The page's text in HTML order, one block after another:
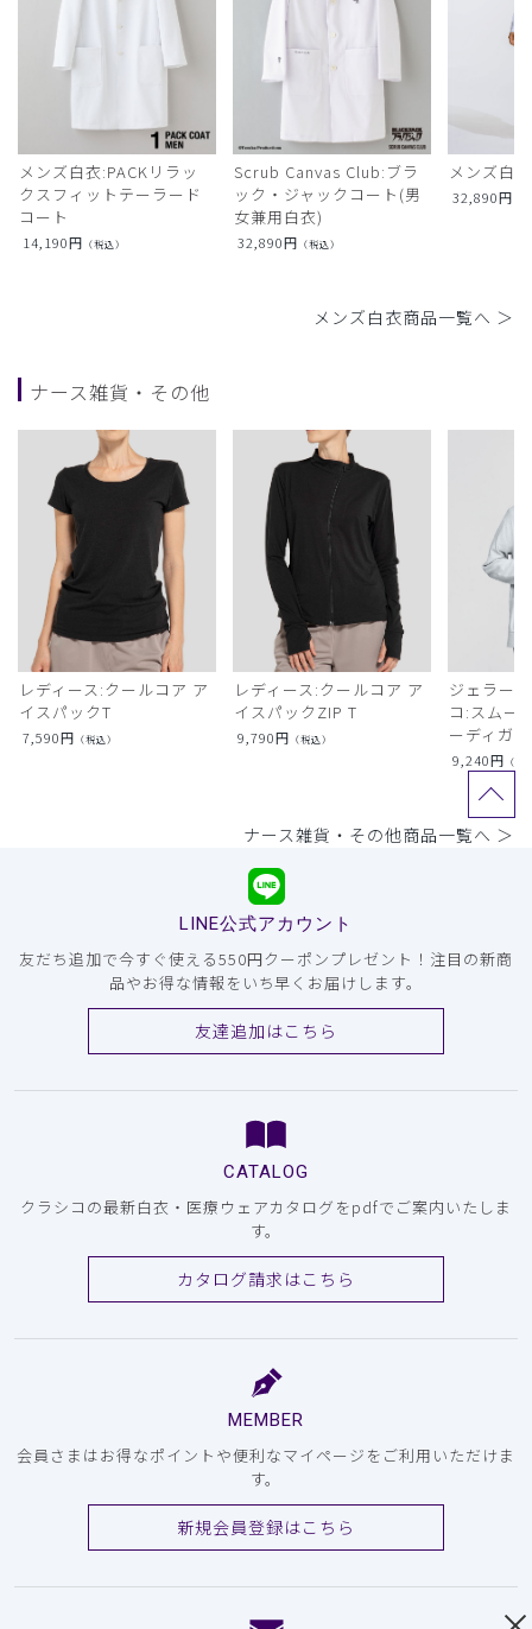
メンズ白衣:PACKリラッ
クスフィットテーラード
コート
14,190円 （税込）
Scrub Canvas Club:ブラ
ック・ジャックコート(男
女兼用白衣)
32,890円 （税込）
メンズ白
32,890円
メンズ白衣商品一覧へ ＞
ナース雑貨・その他
レディース:クールコア ア
イスパックT
7,590円 （税込）
レディース:クールコア ア
イスパックZIP T
9,790円 （税込）
ジェラー
コ:スムー
ーディガン
9,240円 （税
ナース雑貨・その他商品一覧へ ＞
LINE公式アカウント
友だち追加で今すぐ使える550円クーポンプレゼント！注目の新商
品やお得な情報をいち早くお届けします。
友達追加はこちら
CATALOG
クラシコの最新白衣・医療ウェアカタログをpdfでご案内いたしま
す。
カタログ請求はこちら
MEMBER
会員さまはお得なポイントや便利なマイページをご利用いただけま
す。
新規会員登録はこちら